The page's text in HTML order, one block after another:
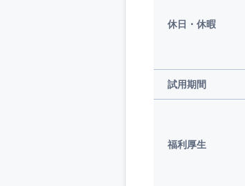
休日・休暇
試用期間
福利厚生